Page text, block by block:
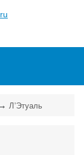
Л’Этуаль